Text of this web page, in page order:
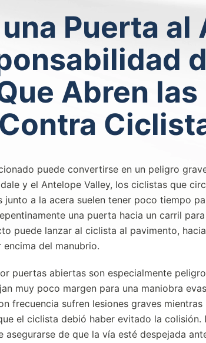
Puerta al
Abren
puede convertirse en un peligro
y el Antelope Valley, los ciclistas que
junto a la acera suelen tener poco tiempo
una puerta hacia un carril
puede lanzar al ciclista al pavimento,
del manubrio.
puertas abiertas son especialmente
muy poco margen para una maniobra
frecuencia sufren lesiones graves
el ciclista debió haber evitado la colisión.
de que la vía esté despejada